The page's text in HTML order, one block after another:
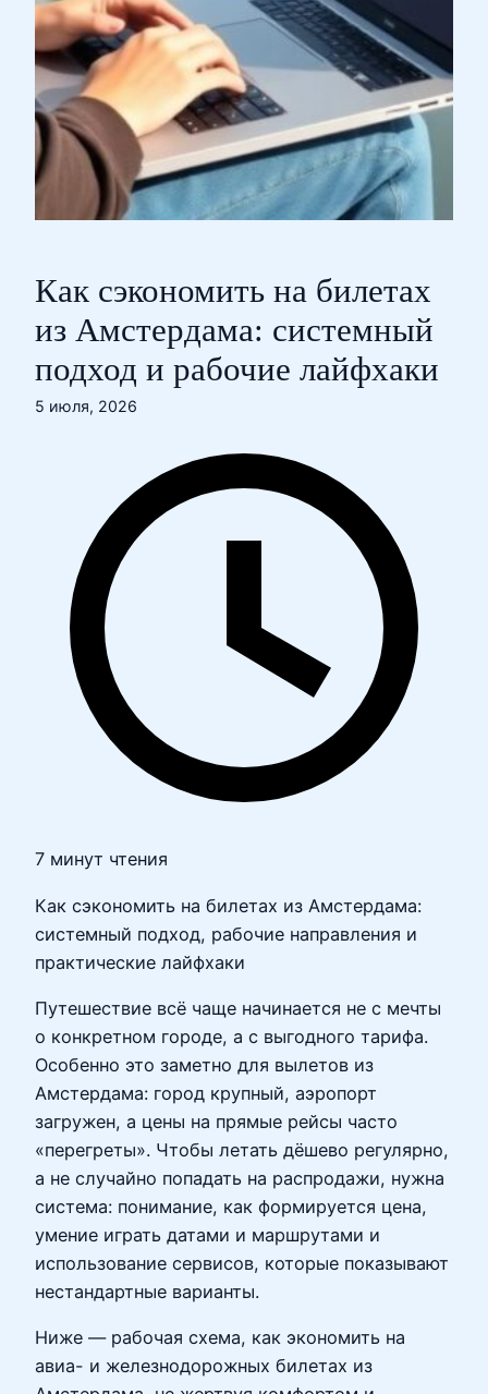
Как сэкономить на билетах
из Амстердама: системный
подход и рабочие лайфхаки
5 июля, 2026
7 минут чтения
Как сэкономить на билетах из Амстердама:
системный подход, рабочие направления и
практические лайфхаки
Путешествие всё чаще начинается не с мечты
о конкретном городе, а с выгодного тарифа.
Особенно это заметно для вылетов из
Амстердама: город крупный, аэропорт
загружен, а цены на прямые рейсы часто
«перегреты». Чтобы летать дёшево регулярно,
а не случайно попадать на распродажи, нужна
система: понимание, как формируется цена,
умение играть датами и маршрутами и
использование сервисов, которые показывают
нестандартные варианты.
Ниже — рабочая схема, как экономить на
авиа- и железнодорожных билетах из